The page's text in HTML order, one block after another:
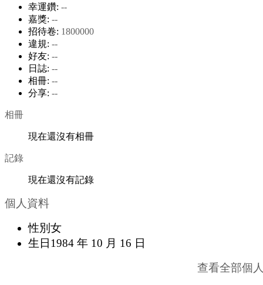
幸運鑽: --
嘉獎: --
招待卷: 1800000
違規: --
好友: --
日誌: --
相冊: --
分享: --
相冊
現在還沒有相冊
記錄
現在還沒有記錄
個人資料
性別 女
生日1984 年 10 月 16 日
查看全部個